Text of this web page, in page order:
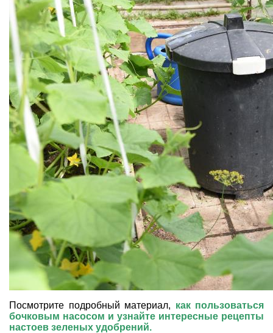
Посмотрите подробный материал, как пользоваться
бочковым насосом и узнайте интересные рецепты
настоев зеленых удобрений.